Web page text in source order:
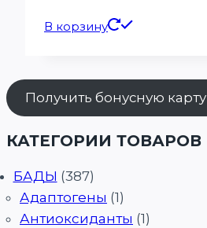
В корзину
Получить бонусную карту
КАТЕГОРИИ ТОВАРОВ
БАДЫ (387)
Адаптогены (1)
Антиоксиданты (1)